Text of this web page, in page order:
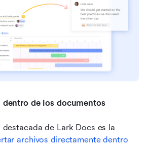
dentro de los documentos
de Lark Docs es la
archivos directamente dentro